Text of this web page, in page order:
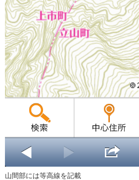
山間部には等高線を記載